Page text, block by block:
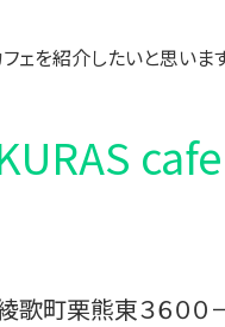
ェを紹介したいと思いま
cafe
歌町栗熊東３６００